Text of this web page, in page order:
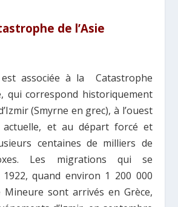
de l’Asie
associée à la Catastrophe
qui correspond historiquement
(Smyrne en grec), à l’ouest
et au départ forcé et
centaines de milliers de
Les migrations qui se
quand environ 1 200 000
Mineure sont arrivés en Grèce,